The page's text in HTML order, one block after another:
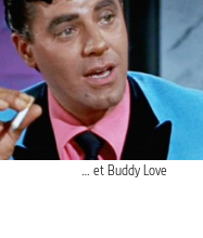
… et Buddy Love